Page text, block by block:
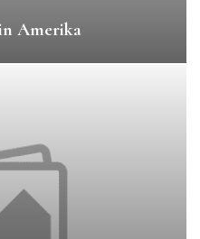
Amerika